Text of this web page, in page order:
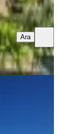
Ara